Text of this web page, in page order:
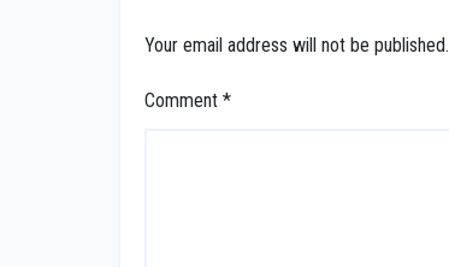
Your email address will not be published.
Comment *